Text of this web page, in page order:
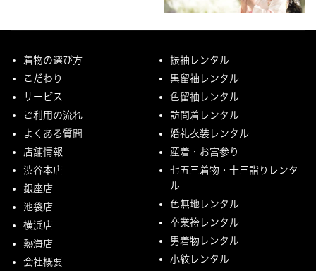
着物の選び方
こだわり
サービス
ご利用の流れ
よくある質問
店舗情報
渋谷本店
銀座店
池袋店
横浜店
熱海店
会社概要
振袖レンタル
黒留袖レンタル
色留袖レンタル
訪問着レンタル
婚礼衣装レンタル
産着・お宮参り
七五三着物・十三詣りレンタ
ル
色無地レンタル
卒業袴レンタル
男着物レンタル
小紋レンタル